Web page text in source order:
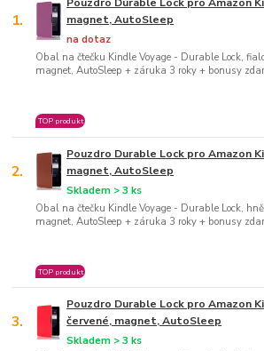
1.
magnet, AutoSleep
Obal na čtečku Kindle Voyage - Durable Lock,
magnet, AutoSleep + záruka 3 roky + bonusy
na dotaz
TOP produkt
2.
Pouzdro Durable Lock pro Amazon
magnet, AutoSleep
Obal na čtečku Kindle Voyage - Durable Lock,
magnet, AutoSleep + záruka 3 roky + bonusy
Skladem > 3 ks
TOP produkt
3.
Pouzdro Durable Lock pro Amazon
červené, magnet, AutoSleep
Skladem > 3 ks